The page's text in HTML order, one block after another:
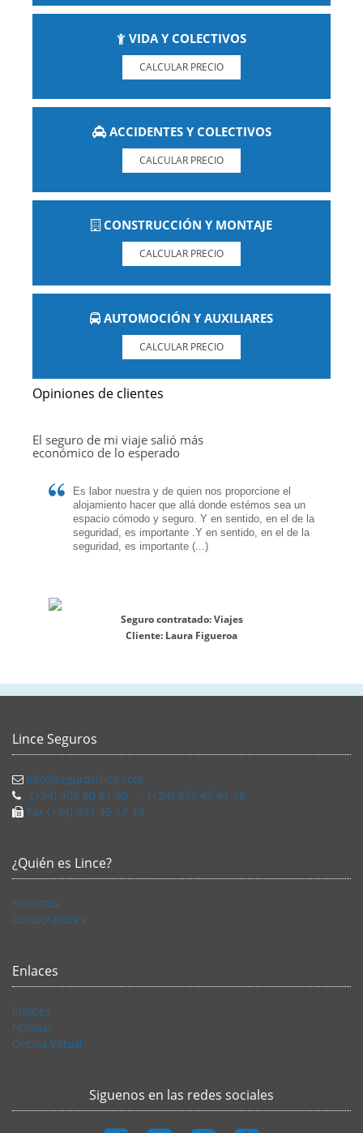
VIDA Y COLECTIVOS
CALCULAR PRECIO
ACCIDENTES Y COLECTIVOS
CALCULAR PRECIO
CONSTRUCCIÓN Y MONTAJE
CALCULAR PRECIO
AUTOMOCIÓN Y AUXILIARES
CALCULAR PRECIO
Opiniones de clientes
El seguro de mi viaje salió más
económico de lo esperado
Es labor nuestra y de quien nos proporcione el
alojamiento hacer que allá donde estémos sea un
espacio cómodo y seguro. Y en sentido, en el de la
seguridad, es importante .Y en sentido, en el de la
seguridad, es importante (...)
Seguro contratado:Viajes
Cliente: Laura Figueroa
Lince Seguros
info@seguroslince.com
(+34) 902 80 81 80 - (+34) 971 45 41 16
Fax (+34) 971 45 17 43
¿Quién es Lince?
Nosotros
Colaboradores
Enlaces
Enlaces
Noticias
Oficina Virtual
Siguenos en las redes sociales